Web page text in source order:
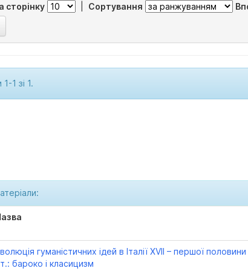
сторінку Сортування
1 зі 1.
гуманістичних ідей в Італії XVII – першої половини
бароко і класицизм